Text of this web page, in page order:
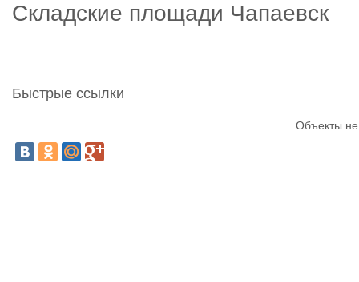
Складские площади Чапаевск
Быстрые ссылки
Объекты